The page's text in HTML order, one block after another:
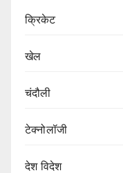
क्रिकेट
खेल
चंदौली
टेक्नोलॉजी
देश विदेश